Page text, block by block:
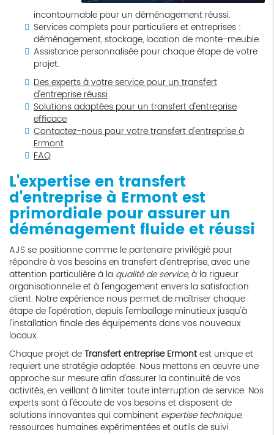
incontournable pour un déménagement réussi.
Services complets pour particuliers et entreprises :
déménagement, stockage, location de monte-meuble.
Assistance personnalisée pour chaque étape de votre
projet.
Des experts à votre service pour un transfert
d'entreprise réussi
Solutions adaptées pour un transfert d'entreprise
efficace
Contactez-nous pour votre transfert d'entreprise à
Ermont
FAQ
L'expertise en transfert
d'entreprise à Ermont est
primordiale pour assurer un
déménagement fluide et réussi
AJS se positionne comme le partenaire privilégié pour
répondre à vos besoins en transfert d'entreprise, avec une
attention particulière à la qualité de service, à la rigueur
organisationnelle et à l'engagement envers la satisfaction
client. Notre expérience nous permet de maîtriser chaque
étape de l'opération, depuis l'emballage minutieux jusqu'à
l'installation finale des équipements dans vos nouveaux
locaux.
Chaque projet deTransfert entreprise Ermontest unique et
requiert une stratégie adaptée. Nous mettons en œuvre une
approche sur mesure afin d'assurer la continuité de vos
activités, en veillant à limiter toute interruption de service. Nos
experts sont à l'écoute de vos besoins et disposent de
solutions innovantes qui combinent expertise technique,
ressources humaines expérimentées et outils de suivi